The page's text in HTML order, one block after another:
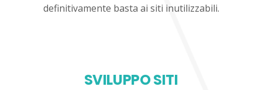
definitivamente basta ai siti inutilizzabili.
SVILUPPO SITI